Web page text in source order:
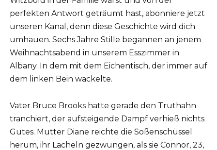
perfekten Antwort geträumt hast, abonniere jetzt
unseren Kanal, denn diese Geschichte wird dich
umhauen. Sechs Jahre Stille begannen an jenem
Weihnachtsabend in unserem Esszimmer in
Albany. In dem mit dem Eichentisch, der immer auf
dem linken Bein wackelte.
Vater Bruce Brooks hatte gerade den Truthahn
tranchiert, der aufsteigende Dampf verhieß nichts
Gutes. Mutter Diane reichte die Soßenschüssel
herum, ihr Lächeln gezwungen, als sie Connor, 23,